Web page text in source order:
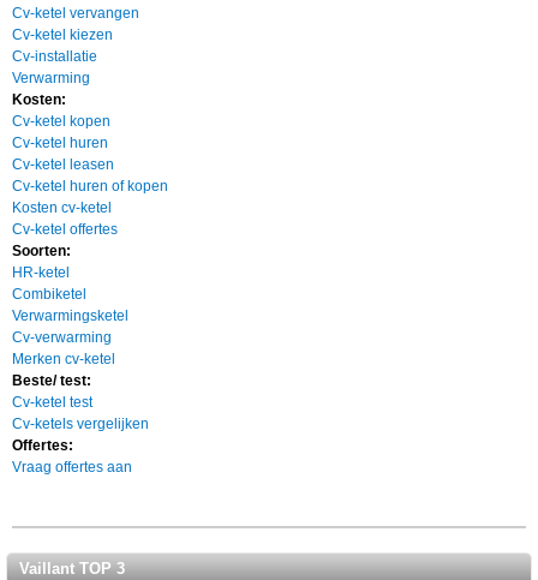
Cv-ketel vervangen
Cv-ketel kiezen
Cv-installatie
Verwarming
Kosten:
Cv-ketel kopen
Cv-ketel huren
Cv-ketel leasen
Cv-ketel huren of kopen
Kosten cv-ketel
Cv-ketel offertes
Soorten:
HR-ketel
Combiketel
Verwarmingsketel
Cv-verwarming
Merken cv-ketel
Beste/ test:
Cv-ketel test
Cv-ketels vergelijken
Offertes:
Vraag offertes aan
Vaillant TOP 3